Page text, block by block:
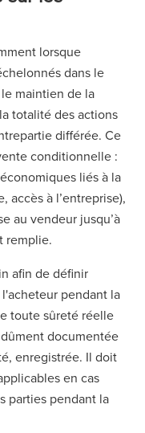
lorsque
dans le
maintien de la
totalité des actions
différée. Ce
conditionnelle :
liés à la
accès à l’entreprise),
au vendeur jusqu’à
remplie.
afin de définir
pendant la
toute sûreté réelle
documentée
enregistrée. Il doit
en cas
parties pendant la